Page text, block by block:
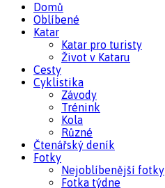
Domů
Oblíbené
Katar
Katar pro turisty
Život v Kataru
Cesty
Cyklistika
Závody
Trénink
Kola
Různé
Čtenářský deník
Fotky
Nejoblíbenější fotky
Fotka týdne